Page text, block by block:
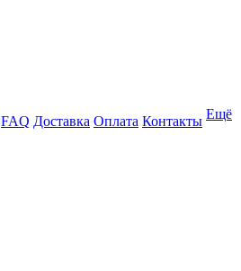
FAQ Доставка Оплата Контакты Ещё